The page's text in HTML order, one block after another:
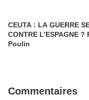
CEUTA : LA GUERRE
CONTRE L’ESPAGNE ?
Poulin
Commentaires